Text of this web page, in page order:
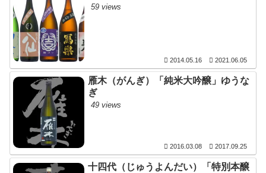
59 views
2014.05.16 2021.06.05
雁木（がんぎ）「純米大吟醸」ゆうな
ぎ
49 views
2016.03.08 2017.09.25
十四代（じゅうよんだい）「特別本醸